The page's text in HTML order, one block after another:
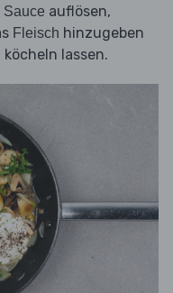
Sauce auflösen,
Fleisch hinzugeben
köcheln lassen.